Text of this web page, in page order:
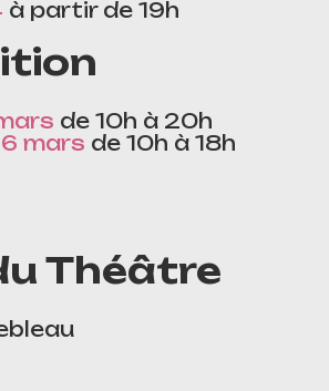
à partir de 19h
de 10h à 20h
mars de 10h à 18h
Théâtre